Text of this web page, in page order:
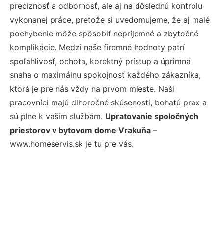
precíznosť a odbornosť, ale aj na dôslednú kontrolu
vykonanej práce, pretože si uvedomujeme, že aj malé
pochybenie môže spôsobiť nepríjemné a zbytočné
komplikácie. Medzi naše firemné hodnoty patrí
spoľahlivosť, ochota, korektný prístup a úprimná
snaha o maximálnu spokojnosť každého zákazníka,
ktorá je pre nás vždy na prvom mieste. Naši
pracovníci majú dlhoročné skúsenosti, bohatú prax a
sú plne k vašim službám. Upratovanie spoločných
priestorov v bytovom dome Vrakuňa –
www.homeservis.sk je tu pre vás.